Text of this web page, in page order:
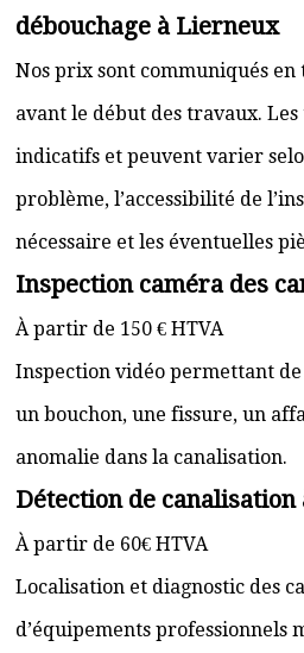
débouchage à Lierneux
Nos prix sont communiqués
avant le début des travaux.
indicatifs et peuvent varier
problème, l’accessibilité de
nécessaire et les éventuelles
Inspection caméra des
À partir de 150 € HTVA
Inspection vidéo permettant
un bouchon, une fissure, un
anomalie dans la canalisation.
Détection de
À partir de 60€ HTVA
Localisation et diagnostic des
d’équipements professionnels